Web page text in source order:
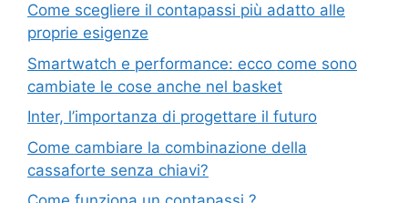
Come scegliere il contapassi più adatto alle
proprie esigenze
Smartwatch e performance: ecco come sono
cambiate le cose anche nel basket
Inter, l’importanza di progettare il futuro
Come cambiare la combinazione della
cassaforte senza chiavi?